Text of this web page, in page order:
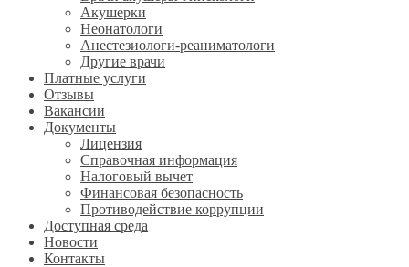
Акушерки
Неонатологи
Анестезиологи-реаниматологи
Другие врачи
Платные услуги
Отзывы
Вакансии
Документы
Лицензия
Справочная информация
Налоговый вычет
Финансовая безопасность
Противодействие коррупции
Доступная среда
Новости
Контакты